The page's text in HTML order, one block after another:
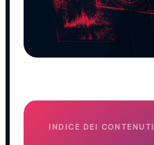
INDICE DEI CONTENUTI